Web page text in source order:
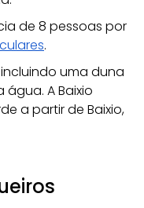
de 8 pessoas por
.
uma duna
A Baixio
a partir de Baixio,